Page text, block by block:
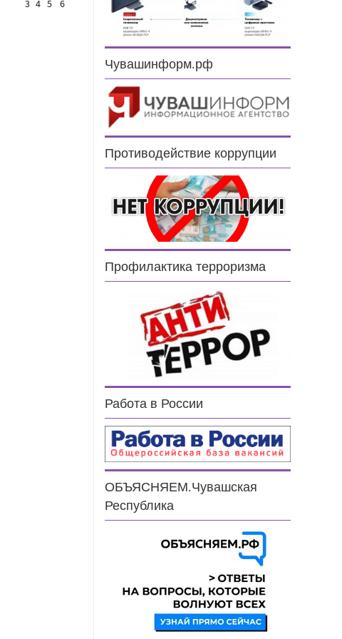
3 4 5 6
Чувашинформ.рф
Противодействие коррупции
Профилактика терроризма
Работа в России
ОБЪЯСНЯЕМ.Чувашская
Республика